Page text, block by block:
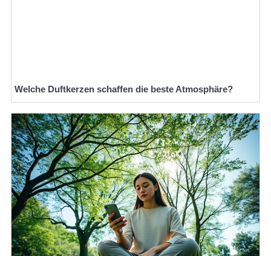
Welche Duftkerzen schaffen die beste Atmosphäre?